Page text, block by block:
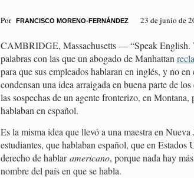
Por FRANCISCO MORENO-FERNÁNDEZ 23 de junio de
CAMBRIDGE, Massachusetts — “Speak English.
palabras con las que un abogado de Manhattan
para que sus empleados hablaran en inglés, y no
condensan una idea arraigada en buena parte de
las sospechas de un agente fronterizo, en Montana,
hablaban en español.
Es la misma idea que llevó a una maestra en Nueva
estudiantes, que hablaban español, que en Estados
derecho de hablaramericano, porque nada hay
nombre del país en que se habla.